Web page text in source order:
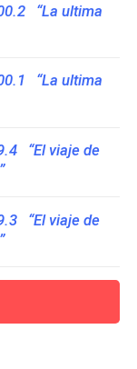
“La ultima
“La ultima
“El viaje de
“El viaje de